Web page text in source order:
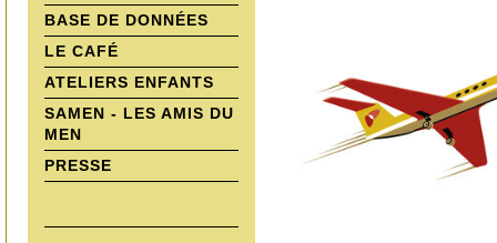
BASE DE DONNÉES
LE CAFÉ
ATELIERS ENFANTS
SAMEN - LES AMIS DU
MEN
PRESSE